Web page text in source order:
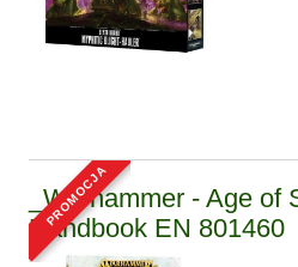
_Warhammer - Age
Handbook EN 801460
promocja